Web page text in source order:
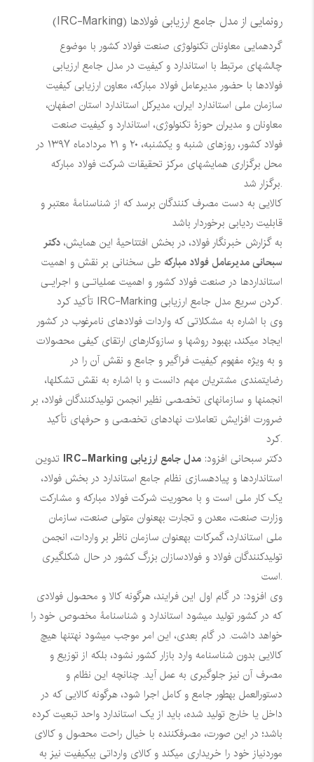
رونمایی از مدل جامع ارزیابی فولادها (IRC-Marking)
گردهمایی معاونان تکنولوژی صنعت فولاد کشور با موضوع
چالشهای مرتبط با استاندارد و کیفیت در مدل جامع ارزیابی
فولادها با حضور مدیرعامل فولاد مبارکه، معاون ارزیابی کیفیت
سازمان ملی استاندارد ایران، مدیرکل استاندارد استان اصفهان،
معاونان و مدیران حوزۀ تکنولوژی، استاندارد و کیفیت صنعت
فولاد کشور، روزهای شنبه و یکشنبه، ۲۰ و ۲۱ مردادماه ۱۳۹۷ در
محل برگزاری همایشهای مرکز تحقیقات شرکت فولاد مبارکه
برگزار شد.
کالایی به دست مصرف کنندگان برسد که از شناسنامۀ معتبر و
قابلیت ردیابی برخوردار باشد
به گزارش خبرنگار فولاد، در بخش افتتاحیۀ این همایش، دکتر
سبحانی مدیرعامل فولاد مبارکه طی سخنانی بر نقش و اهمیت
استانداردها در صنعت فولاد کشور و اهمیت عملیاتـی و اجرایـی
کردن سریع مدل جامع ارزیابی IRC-Marking
تأکید کرد.
وی با اشاره به مشکلاتی که واردات فولادهای نامرغوب در کشور
ایجاد میکند، بهبود روشها و سازوکارهای ارتقای کیفی محصولات
و به ویژه مفهوم کیفیت فراگیر و جامع و نقش آن را در
رضایتمندی مشتریان مهم دانست و با اشاره به نقش تشکلها،
انجمنها و سازمانهای تخصصی نظیر انجمن تولیدکنندگان فولاد، بر
ضرورت افزایش تعاملات نهادهای تخصصی و حرفهای تأکید
کرد.
دکتر سبحانی افزود: مدل جامع ارزیابی IRC-Marking تدوین
استانداردها و پیادهسازی نظام جامع استاندارد در بخش فولاد،
یک کار ملی است و با محوریت شرکت فولاد مبارکه و مشارکت
وزارت صنعت، معدن و تجارت بهعنوان متولی صنعت، سازمان
ملی استاندارد، گمرکات بهعنوان سازمان ناظر بر واردات، انجمن
تولیدکنندگان فولاد و فولادسازان بزرگ کشور در حال شکلگیری
است.
وی افزود: در گام اول این فرایند، هرگونه کالا و محصول فولادی
که در کشور تولید میشود استاندارد و شناسنامۀ مخصوص خود را
خواهد داشت. در گام بعدی، این امر موجب میشود نهتنها هیچ
کالایی بدون شناسنامه وارد بازار کشور نشود، بلکه از توزیع و
مصرف آن نیز جلوگیری به عمل آید. چنانچه این نظام و
دستورالعمل بهطور جامع و کامل اجرا شود، هرگونه کالایی که در
داخل یا خارج تولید شده، باید از یک استاندارد واحد تبعیت کرده
باشد؛ در این صورت، مصرفکننده با خیال راحت محصول و کالای
موردنیاز خود را خریداری میکند و کالای وارداتی بیکیفیت نیز به